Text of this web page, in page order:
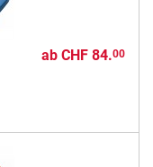
ab CHF 84.00